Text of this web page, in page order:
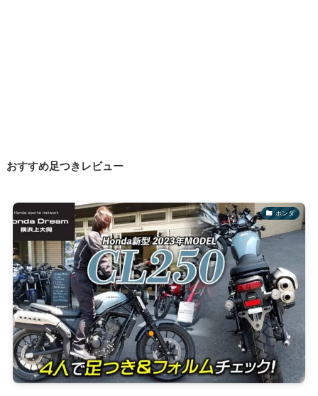
おすすめ足つきレビュー
ホンダ